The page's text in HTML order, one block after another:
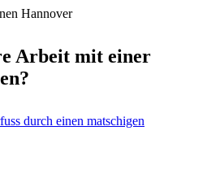
Hannover
Arbeit mit einer